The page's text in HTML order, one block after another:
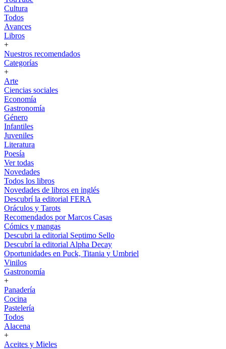
Cultura
Todos
Avances
Libros
+
Nuestros recomendados
Categorías
+
Arte
Ciencias sociales
Economía
Gastronomía
Género
Infantiles
Juveniles
Literatura
Poesía
Ver todas
Novedades
Todos los libros
Novedades de libros en inglés
Descubrí la editorial FERA
Oráculos y Tarots
Recomendados por Marcos Casas
Cómics y mangas
Descubri la editorial Septimo Sello
Descubrí la editorial Alpha Decay
Oportunidades en Puck, Titania y Umbriel
Vinilos
Gastronomía
+
Panadería
Cocina
Pastelería
Todos
Alacena
+
Aceites y Mieles